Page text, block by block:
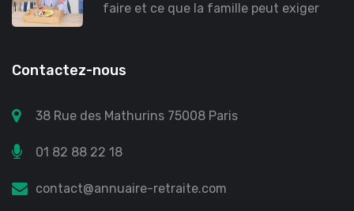
faire et ce que la famille peut exiger
Contactez-nous
38 Rue des Mathurins 75008 Paris
01 82 88 22 18
contact@annuaire-retraite.com